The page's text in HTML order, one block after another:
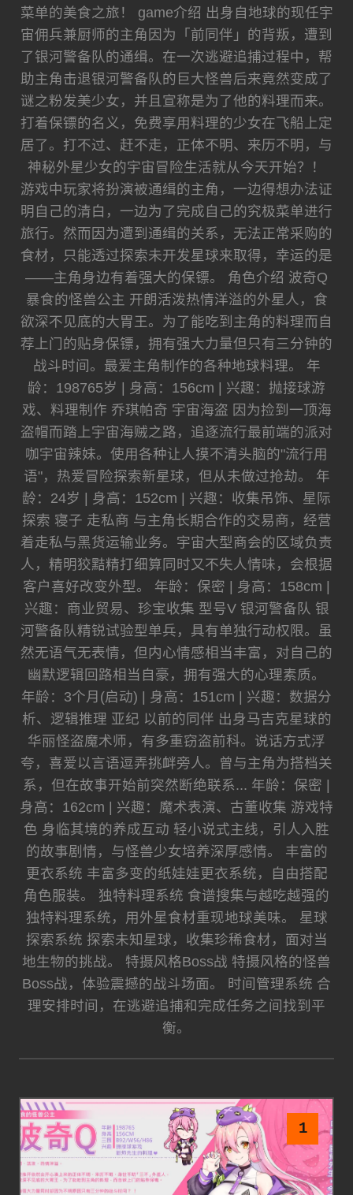
菜单的美食之旅！ game介绍 出身自地球的现任宇
宙佣兵兼厨师的主角因为「前同伴」的背叛，遭到
了银河警备队的通缉。在一次逃避追捕过程中，帮
助主角击退银河警备队的巨大怪兽后来竟然变成了
谜之粉发美少女，并且宣称是为了他的料理而来。
打着保镖的名义，免费享用料理的少女在飞船上定
居了。打不过、赶不走，正体不明、来历不明，与
神秘外星少女的宇宙冒险生活就从今天开始？！
游戏中玩家将扮演被通缉的主角，一边得想办法证
明自己的清白，一边为了完成自己的究极菜单进行
旅行。然而因为遭到通缉的关系，无法正常采购的
食材，只能透过探索未开发星球来取得，幸运的是
——主角身边有着强大的保镖。 角色介绍 波奇Q
暴食的怪兽公主 开朗活泼热情洋溢的外星人，食
欲深不见底的大胃王。为了能吃到主角的料理而自
荐上门的贴身保镖，拥有强大力量但只有三分钟的
战斗时间。最爱主角制作的各种地球料理。 年
龄：198765岁 | 身高：156cm | 兴趣：抛接球游
戏、料理制作 乔琪帕奇 宇宙海盗 因为捡到一顶海
盗帽而踏上宇宙海贼之路，追逐流行最前端的派对
咖宇宙辣妹。使用各种让人摸不清头脑的"流行用
语"，热爱冒险探索新星球，但从未做过抢劫。 年
龄：24岁 | 身高：152cm | 兴趣：收集吊饰、星际
探索 寝子 走私商 与主角长期合作的交易商，经营
着走私与黑货运输业务。宇宙大型商会的区域负责
人，精明狡黠精打细算同时又不失人情味，会根据
客户喜好改变外型。 年龄：保密 | 身高：158cm |
兴趣：商业贸易、珍宝收集 型号V 银河警备队 银
河警备队精锐试验型单兵，具有单独行动权限。虽
然无语气无表情，但内心情感相当丰富，对自己的
幽默逻辑回路相当自豪，拥有强大的心理素质。
年龄：3个月(启动) | 身高：151cm | 兴趣：数据分
析、逻辑推理 亚纪 以前的同伴 出身马吉克星球的
华丽怪盗魔术师，有多重窃盗前科。说话方式浮
夸，喜爱以言语逗弄挑衅旁人。曾与主角为搭档关
系，但在故事开始前突然断绝联系... 年龄：保密 |
身高：162cm | 兴趣：魔术表演、古董收集 游戏特
色 身临其境的养成互动 轻小说式主线，引人入胜
的故事剧情，与怪兽少女培养深厚感情。 丰富的
更衣系统 丰富多变的纸娃娃更衣系统，自由搭配
角色服装。 独特料理系统 食谱搜集与越吃越强的
独特料理系统，用外星食材重现地球美味。 星球
探索系统 探索未知星球，收集珍稀食材，面对当
地生物的挑战。 特摄风格Boss战 特摄风格的怪兽
Boss战，体验震撼的战斗场面。 时间管理系统 合
理安排时间，在逃避追捕和完成任务之间找到平
衡。
1